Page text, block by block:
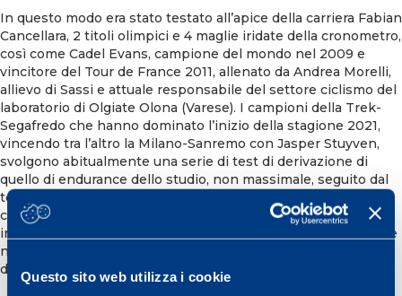
Questo sito web utilizza i cookie
In questo modo era stato testato all’apice della carriera Fabian
Cancellara, 2 titoli olimpici e 4 maglie iridate della cronometro,
così come Cadel Evans, campione del mondo nel 2009 e
vincitore del Tour de France 2011, allenato da Andrea Morelli,
allievo di Sassi e attuale responsabile del settore ciclismo del
laboratorio di Olgiate Olona (Varese). I campioni della Trek-
Segafredo che hanno dominato l’inizio della stagione 2021,
vincendo tra l’altro la Milano-Sanremo con Jasper Stuyven,
svolgono abitualmente una serie di test di derivazione di
quello di endurance dello studio, non massimale, seguito dal
test di VO2max. Affidandosi all’esperienza di Mapei Sport,
conoscono bene il Test SuperEndurance, un particolare test
incrementale con lattato a ”step lunghi” che, a oggi, è uno, se
non il migliore, test per determinare la tenuta (resistenza)
dell’atleta.